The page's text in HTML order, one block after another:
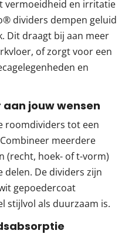
vermoeidheid en irritatie
dividers dempen geluid
Dit draagt bij aan meer
of zorgt voor een
en
jouw wensen
roomdividers tot een
meerdere
(recht, hoek- of t-vorm)
De dividers zijn
gepoedercoat
stijlvol als duurzaam is.